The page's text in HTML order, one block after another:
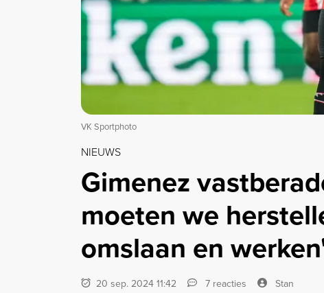
VK Sportphoto
NIEUWS
Gimenez
moeten we
omslaan en
20 sep. 2024 11:42 7 reacties Stan